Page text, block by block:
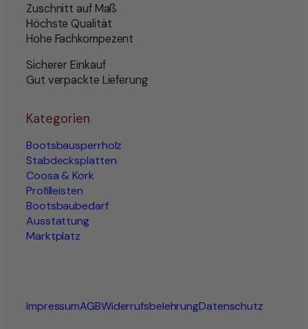
Zuschnitt auf Maß
Höchste Qualität
Hohe Fachkompezent
Sicherer Einkauf
Gut verpackte Lieferung
Kategorien
Bootsbausperrholz
Stabdecksplatten
Coosa & Kork
Profilleisten
Bootsbaubedarf
Ausstattung
Marktplatz
ImpressumAGBWiderrufsbelehrungDatenschutz